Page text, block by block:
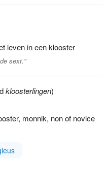
leven in een klooster
sext."
kloosterlingen)
monnik, non of novice